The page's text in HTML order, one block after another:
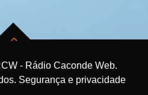
- Rádio Caconde Web.
Segurança e privacidade